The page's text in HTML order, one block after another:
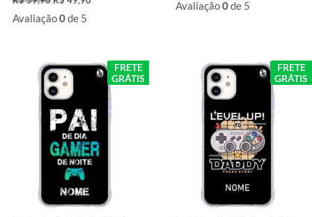
Avaliação0de 5
Avaliação0de 5
FRETE
GRÁTIS
O
preço
original
era:
R$ 59,90.
O
preço
atual
R$ 49,90.
FRETE
GRÁTIS
O
preço
original
era:
R$ 59,90.
O
preço
atual
R$ 49,90.